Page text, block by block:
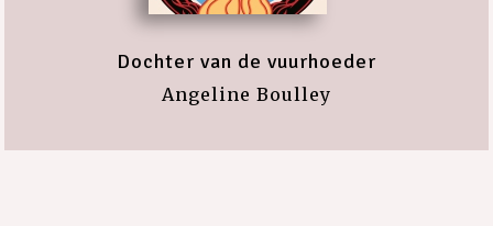
Dochter van de vuurhoeder
Angeline Boulley